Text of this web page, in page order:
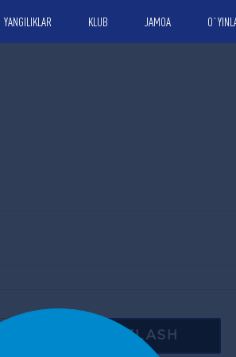
YANGILIKLAR KLUB JAMOA